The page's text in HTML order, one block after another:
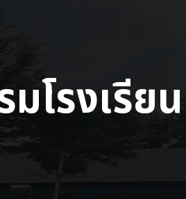
โรงเรียน